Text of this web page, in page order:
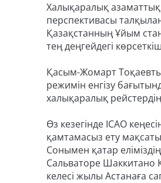
Халықаралық
перспективасы
Қазақстанның Ұйым
тең деңгейдегі
Қасым-Жомарт
режимін енгізу
халықаралық
Өз кезегінде ICAO
қамтамасыз ету
Сонымен қатар
Сальваторе Шаккитано
келесі жылы Астанаға